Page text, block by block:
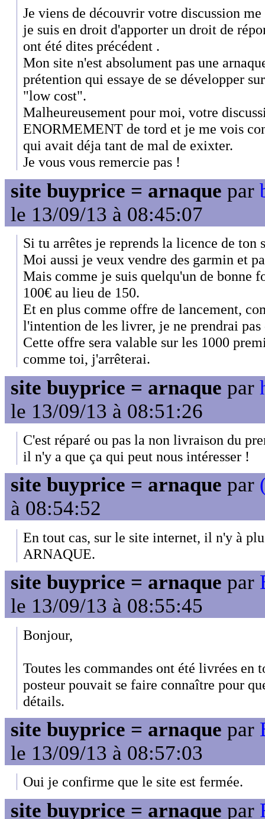
Je viens de découvrir votre discussion
je suis en droit d'apporter un droit de
ont été dites précédent .
Mon site n'est absolument pas une
prétention qui essaye de se développer
"low cost".
Malheureusement pour moi, votre
ENORMEMENT de tord et je me vois
qui avait déja tant de mal de exixter.
Je vous vous remercie pas !
site buyprice = arnaque par
le 13/09/13 à 08:45:07
Si tu arrêtes je reprends la licence de ton
Moi aussi je veux vendre des garmin et
Mais comme je suis quelqu'un de bonne
100€ au lieu de 150.
Et en plus comme offre de lancement,
l'intention de les livrer, je ne prendrai pas
Cette offre sera valable sur les 1000
comme toi, j'arrêterai.
site buyprice = arnaque par
le 13/09/13 à 08:51:26
C'est réparé ou pas la non livraison du
il n'y a que ça qui peut nous intéresser !
site buyprice = arnaque par
à 08:54:52
En tout cas, sur le site internet, il n'y à
ARNAQUE.
site buyprice = arnaque par
le 13/09/13 à 08:55:45
Bonjour,
Toutes les commandes ont été livrées en
posteur pouvait se faire connaître pour
détails.
site buyprice = arnaque par
le 13/09/13 à 08:57:03
Oui je confirme que le site est fermée.
site buyprice = arnaque par